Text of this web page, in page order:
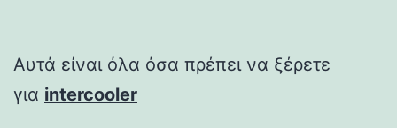
Αυτά είναι όλα όσα πρέπει να ξέρετε
για intercooler